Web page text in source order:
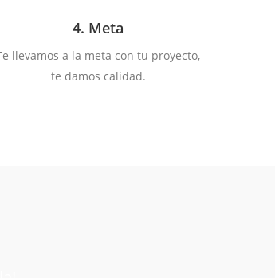
4. Meta
llevamos a la meta con tu proyecto,
te damos calidad.